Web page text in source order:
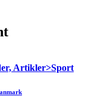
Artikler>Sport